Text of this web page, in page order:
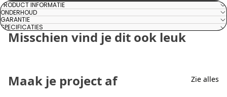
PRODUCT INFORMATIE
ONDERHOUD
GARANTIE
SPECIFICATIES
Misschien vind je dit ook leuk
Maak je project af Zie alles